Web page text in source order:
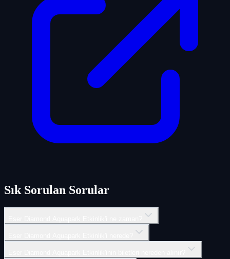
Sık Sorulan Sorular